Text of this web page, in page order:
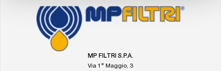
FOOTER
Vai
alla
home
MP FILTRI S.P.A.
Via 1° Maggio, 3